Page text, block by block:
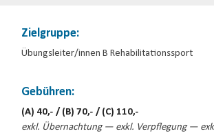
Zielgruppe:
Übungsleiter/innen B Rehabilitationssport
Gebühren:
(A) 40,- / (B) 70,- / (C) 110,-
exkl. Übernachtung — exkl. Verpflegung —